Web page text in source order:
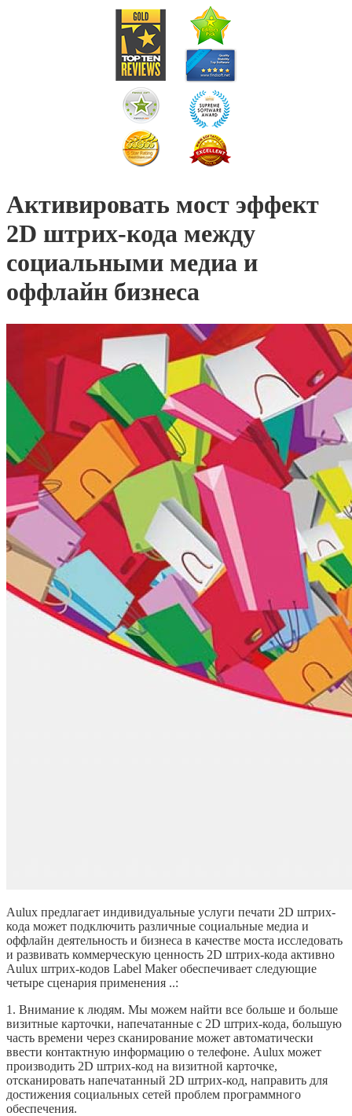
Активировать мост эффект
2D штрих-кода между
социальными медиа и
оффлайн бизнеса
Aulux предлагает индивидуальные услуги печати 2D штрих-
кода может подключить различные социальные медиа и
оффлайн деятельность и бизнеса в качестве моста исследовать
и развивать коммерческую ценность 2D штрих-кода активно
Aulux штрих-кодов Label Maker обеспечивает следующие
четыре сценария применения ..:
1. Внимание к людям. Мы можем найти все больше и больше
визитные карточки, напечатанные с 2D штрих-кода, большую
часть времени через сканирование может автоматически
ввести контактную информацию о телефоне. Aulux может
производить 2D штрих-код на визитной карточке,
отсканировать напечатанный 2D штрих-код, направить для
достижения социальных сетей проблем программного
обеспечения.